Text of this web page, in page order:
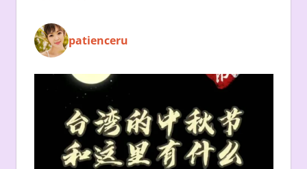
patienceru